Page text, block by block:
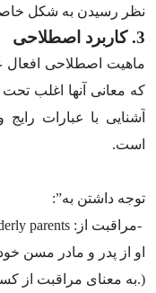
نظر رسیدن به شکل
3. کاربرد اصطلاحی
ماهیت اصطلاحی افعال
که معانی آنها اغلب تحت
آشنایی با عبارات
است.
توجه داشتن به”:
-مراقبت از: She looks after her elderly parents.
او از پدر و مادر مسن
به معنای مراقبت از کسی است.)